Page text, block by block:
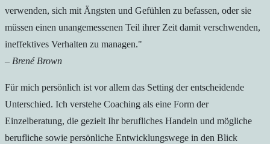
verwenden, sich mit Ängsten und Gefühlen zu befassen, oder sie
müssen einen unangemessenen Teil ihrer Zeit damit verschwenden,
ineffektives Verhalten zu managen."
– Brené Brown
Für mich persönlich ist vor allem das Setting der entscheidende
Unterschied. Ich verstehe Coaching als eine Form der
Einzelberatung, die gezielt Ihr berufliches Handeln und mögliche
berufliche sowie persönliche Entwicklungswege in den Blick